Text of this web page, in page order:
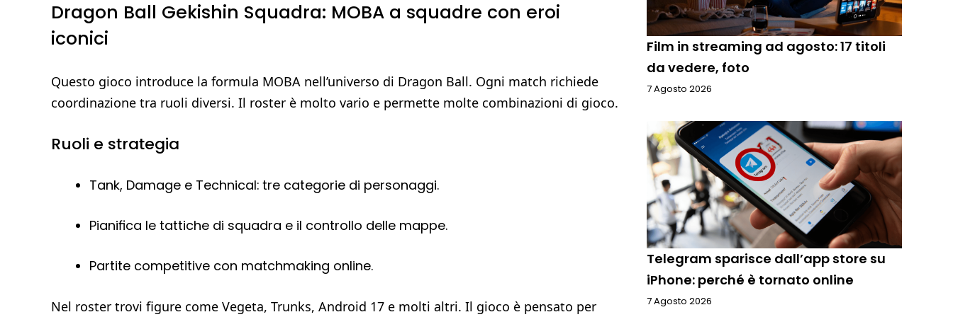
Dragon Ball Gekishin Squadra: MOBA a squadre con eroi
iconici
Questo gioco introduce la formula MOBA nell’universo di Dragon Ball. Ogni match richiede
coordinazione tra ruoli diversi. Il roster è molto vario e permette molte combinazioni di gioco.
Ruoli e strategia
Tank, Damage e Technical: tre categorie di personaggi.
Pianifica le tattiche di squadra e il controllo delle mappe.
Partite competitive con matchmaking online.
Nel roster trovi figure come Vegeta, Trunks, Android 17 e molti altri. Il gioco è pensato per
Film in streaming ad agosto: 17 titoli
da vedere, foto
7 Agosto 2026
Telegram sparisce dall’app store su
iPhone: perché è tornato online
7 Agosto 2026